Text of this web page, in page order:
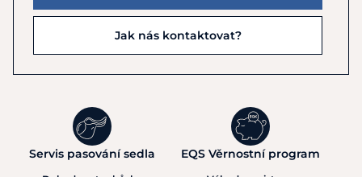
Jak nás kontaktovat?
Servis pasování sedla EQS Věrnostní program